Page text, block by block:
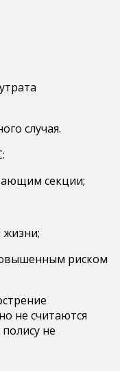
случая.
секции;
риском
не считаются
не